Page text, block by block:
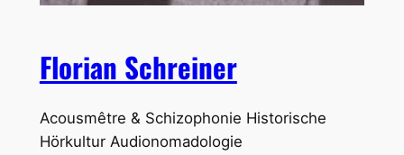
Florian Schreiner
Acousmêtre & Schizophonie Historische
Hörkultur Audionomadologie